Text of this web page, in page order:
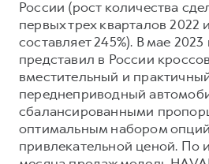
России (рост количества
первых трех кварталов 2022
составляет 245%). В мае
представил в России
вместительный и
переднеприводный
сбалансированными
оптимальным набором
привлекательной ценой. По